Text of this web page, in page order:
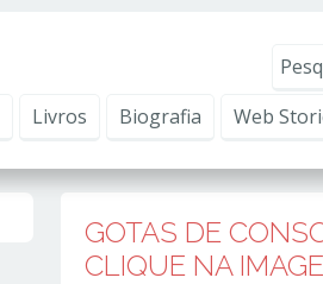
Livros Biografia Web
GOTAS DE
CLIQUE NA